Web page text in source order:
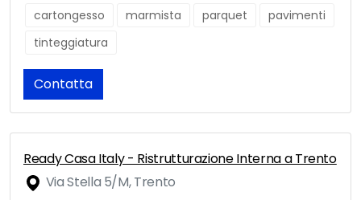
cartongesso marmista parquet
pavimenti
tinteggiatura
Contatta
Ready Casa Italy - Ristrutturazione Interna a Trento
Via Stella 5/M, Trento